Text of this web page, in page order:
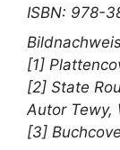
ISBN: 978-
[1]
[2] State
Autor Tewy,
[3]